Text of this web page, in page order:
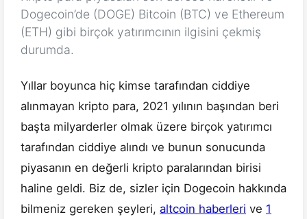
Dogecoin’de (DOGE) Bitcoin (BTC) ve Ethereum
(ETH) gibi birçok yatırımcının ilgisini çekmiş
durumda.
Yıllar boyunca hiç kimse tarafından ciddiye
alınmayan kripto para, 2021 yılının başından beri
başta milyarderler olmak üzere birçok yatırımcı
tarafından ciddiye alındı ve bunun sonucunda
piyasanın en değerli kripto paralarından birisi
haline geldi. Biz de, sizler için Dogecoin hakkında
bilmeniz gereken şeyleri, altcoin haberleri ve 1